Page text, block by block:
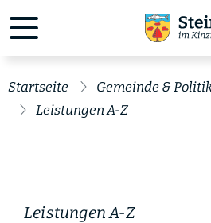
Startseite Gemeinde &
Leistungen A-Z
Leistungen A-Z